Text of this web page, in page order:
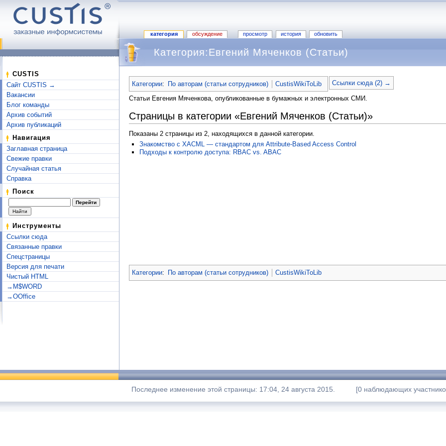
категория обсуждение просмотр история обновить
CUSTIS
Сайт CUSTIS →
Вакансии
Блог команды
Архив событий
Архив публикаций
Навигация
Заглавная страница
Свежие правки
Случайная статья
Справка
Поиск
Инструменты
Ссылки сюда
Связанные правки
Спецстраницы
Версия для печати
Чистый HTML
→M$WORD
→OOffice
Категория:Евгений Мяченков (Статьи)
Категории: По авторам (статьи сотрудников) CustisWikiToLib Ссылки сюда (2) →
Статьи Евгения Мяченкова, опубликованные в бумажных и электронных СМИ.
Страницы в категории «Евгений Мяченков (Статьи)»
Показаны 2 страницы из 2, находящихся в данной категории.
Знакомство с XACML — стандартом для Attribute-Based Access Control
Подходы к контролю доступа: RBAC vs. ABAC
Категории: По авторам (статьи сотрудников) CustisWikiToLib
Последнее изменение этой страницы: 17:04, 24 августа 2015. [0 наблюдающих